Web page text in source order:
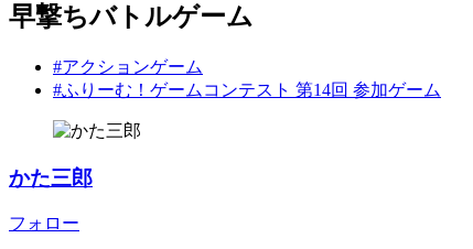
早撃ちバトルゲーム
#アクションゲーム
#ふりーむ！ゲームコンテスト 第14回 参加ゲーム
かた三郎
フォロー